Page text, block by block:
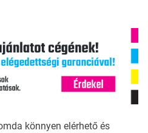
könnyen elérhető és